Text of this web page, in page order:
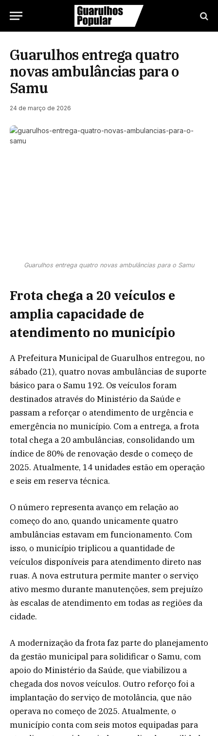
Guarulhos entrega quatro
novas ambulâncias para o
Samu
24 de março de 2026
Guarulhos entrega quatro novas ambulâncias para o Samu
Frota chega a 20 veículos e
amplia capacidade de
atendimento no município
A Prefeitura Municipal de Guarulhos entregou, no
sábado (21), quatro novas ambulâncias de suporte
básico para o Samu 192. Os veículos foram
destinados através do Ministério da Saúde e
passam a reforçar o atendimento de urgência e
emergência no município. Com a entrega, a frota
total chega a 20 ambulâncias, consolidando um
índice de 80% de renovação desde o começo de
2025. Atualmente, 14 unidades estão em operação
e seis em reserva técnica.
O número representa avanço em relação ao
começo do ano, quando unicamente quatro
ambulâncias estavam em funcionamento. Com
isso, o município triplicou a quantidade de
veículos disponíveis para atendimento direto nas
ruas. A nova estrutura permite manter o serviço
ativo mesmo durante manutenções, sem prejuízo
às escalas de atendimento em todas as regiões da
cidade.
A modernização da frota faz parte do planejamento
da gestão municipal para solidificar o Samu, com
apoio do Ministério da Saúde, que viabilizou a
chegada dos novos veículos. Outro reforço foi a
implantação do serviço de motolância, que não
operava no começo de 2025. Atualmente, o
município conta com seis motos equipadas para